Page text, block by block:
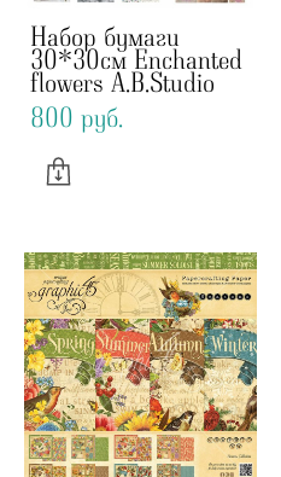
Набор бумаги
30*30см Enchanted
flowers A.B.Studio
800 pуб.